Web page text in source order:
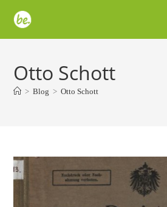
Inhalt
springen
Otto Schott
> Blog > Otto Schott